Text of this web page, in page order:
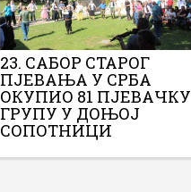
23. САБОР СТАРОГ
ПЈЕВАЊА У СРБА
ОКУПИО 81 ПЈЕВАЧКУ
ГРУПУ У ДОЊОЈ
СОПОТНИЦИ